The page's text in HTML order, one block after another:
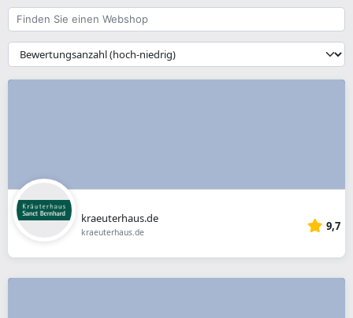
Finden
Sie
einen
Webshop
{{
__('Sort')
}}
kraeuterhaus.de
kraeuterhaus.de 9,7